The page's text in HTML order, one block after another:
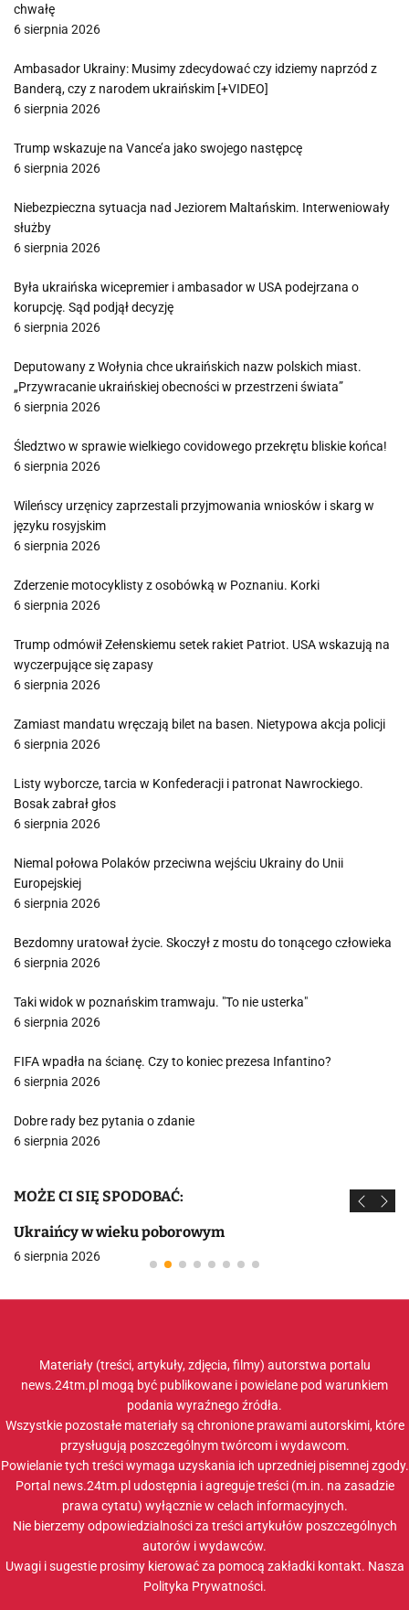
chwałę
6 sierpnia 2026
Ambasador Ukrainy: Musimy zdecydować czy idziemy naprzód z
Banderą, czy z narodem ukraińskim [+VIDEO]
6 sierpnia 2026
Trump wskazuje na Vance’a jako swojego następcę
6 sierpnia 2026
Niebezpieczna sytuacja nad Jeziorem Maltańskim. Interweniowały
służby
6 sierpnia 2026
Była ukraińska wicepremier i ambasador w USA podejrzana o
korupcję. Sąd podjął decyzję
6 sierpnia 2026
Deputowany z Wołynia chce ukraińskich nazw polskich miast.
„Przywracanie ukraińskiej obecności w przestrzeni świata”
6 sierpnia 2026
Śledztwo w sprawie wielkiego covidowego przekrętu bliskie końca!
6 sierpnia 2026
Wileńscy urzęnicy zaprzestali przyjmowania wniosków i skarg w
języku rosyjskim
6 sierpnia 2026
Zderzenie motocyklisty z osobówką w Poznaniu. Korki
6 sierpnia 2026
Trump odmówił Zełenskiemu setek rakiet Patriot. USA wskazują na
wyczerpujące się zapasy
6 sierpnia 2026
Zamiast mandatu wręczają bilet na basen. Nietypowa akcja policji
6 sierpnia 2026
Listy wyborcze, tarcia w Konfederacji i patronat Nawrockiego.
Bosak zabrał głos
6 sierpnia 2026
Niemal połowa Polaków przeciwna wejściu Ukrainy do Unii
Europejskiej
6 sierpnia 2026
Bezdomny uratował życie. Skoczył z mostu do tonącego człowieka
6 sierpnia 2026
Taki widok w poznańskim tramwaju. "To nie usterka"
6 sierpnia 2026
FIFA wpadła na ścianę. Czy to koniec prezesa Infantino?
6 sierpnia 2026
Dobre rady bez pytania o zdanie
6 sierpnia 2026
MOŻE CI SIĘ SPODOBAĆ:
Ukraińcy w wieku poborowym
6 sierpnia 2026
Materiały (treści, artykuły, zdjęcia, filmy) autorstwa portalu
news.24tm.pl mogą być publikowane i powielane pod warunkiem
podania wyraźnego źródła.
Wszystkie pozostałe materiały są chronione prawami autorskimi, które
przysługują poszczególnym twórcom i wydawcom.
Powielanie tych treści wymaga uzyskania ich uprzedniej pisemnej zgody.
Portal news.24tm.pl udostępnia i agreguje treści (m.in. na zasadzie
prawa cytatu) wyłącznie w celach informacyjnych.
Nie bierzemy odpowiedzialności za treści artykułów poszczególnych
autorów i wydawców.
Uwagi i sugestie prosimy kierować za pomocą zakładki kontakt. Nasza
Polityka Prywatności.